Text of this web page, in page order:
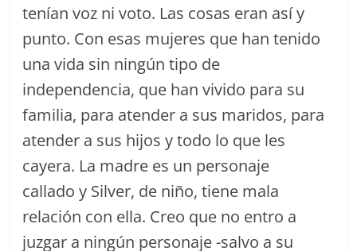
tenían voz ni voto. Las cosas eran así y
punto. Con esas mujeres que han tenido
una vida sin ningún tipo de
independencia, que han vivido para su
familia, para atender a sus maridos, para
atender a sus hijos y todo lo que les
cayera. La madre es un personaje
callado y Silver, de niño, tiene mala
relación con ella. Creo que no entro a
juzgar a ningún personaje -salvo a su